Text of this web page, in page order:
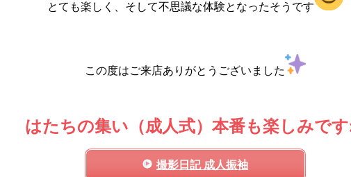
とても楽しく、そして不思議な体験となったそうです
この度はご来店ありがとうございました
はたちの集い（成人式）本番も楽しみで
撮影日記 成人振袖